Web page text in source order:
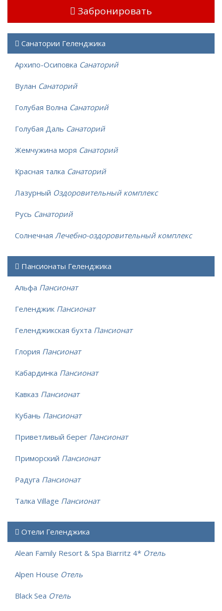
Забронировать
Санатории Геленджика
Архипо-Осиповка Санаторий
Вулан Санаторий
Голубая Волна Санаторий
Голубая Даль Санаторий
Жемчужина моря Санаторий
Красная талка Санаторий
Лазурный Оздоровительный комплекс
Русь Санаторий
Солнечная Лечебно-оздоровительный комплекс
Пансионаты Геленджика
Альфа Пансионат
Геленджик Пансионат
Геленджикская бухта Пансионат
Глория Пансионат
Кабардинка Пансионат
Кавказ Пансионат
Кубань Пансионат
Приветливый берег Пансионат
Приморский Пансионат
Радуга Пансионат
Талка Village Пансионат
Отели Геленджика
Alean Family Resort & Spa Biarritz 4* Отель
Alpen House Отель
Black Sea Отель